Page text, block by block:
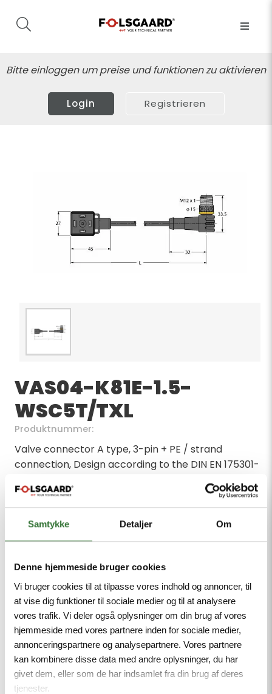
Samtykke Detaljer Om
Denne hjemmeside bruger cookies
Vi bruger cookies til at tilpasse vores indhold og annoncer, til
at vise dig funktioner til sociale medier og til at analysere
vores trafik. Vi deler også oplysninger om din brug af vores
hjemmeside med vores partnere inden for sociale medier,
annonceringspartnere og analysepartnere. Vores partnere
kan kombinere disse data med andre oplysninger, du har
givet dem, eller som de har indsamlet fra din brug af deres
tjenester.
Bitte einloggen um preise und funktionen zu aktivieren
Login Registrieren
VAS04-K81E-1.5-
WSC5T/TXL
Produktnummer:
Valve connector A type, 3-pin + PE / strand
connection, Design according to the DIN EN 175301-
803, RoHS-compliant, Protection class: IP65, IP67,
IP68, Without protective circuitry, Cable length: 1.5
m, Sheath material: PUR, Sheath color: black,
Qualified for drag chain use, Resistant to weld
splatter, Resistant to chemicals and oils, UV and
halogen, silicone, PVC and LABS, M12 male, angled, 4-
pin + PE
Mindestbestellmenge: 1